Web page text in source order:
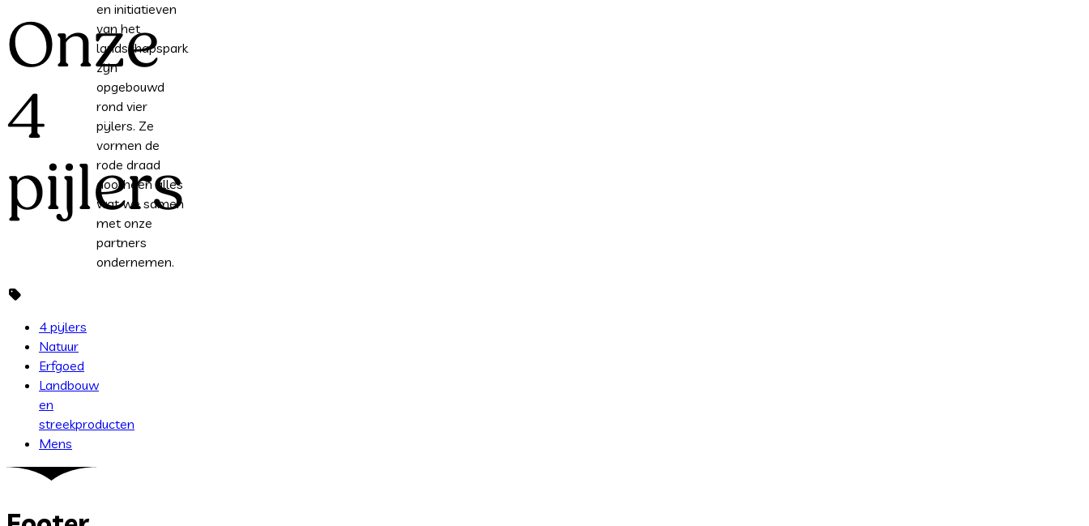
Onze
4
pijlers
en initiatieven
van het
landschapspark
zijn
opgebouwd
rond vier
pijlers. Ze
vormen de
rode draad
doorheen alles
wat we samen
met onze
partners
ondernemen.
4 pijlers
Natuur
Erfgoed
Landbouw
en
streekproducten
Mens